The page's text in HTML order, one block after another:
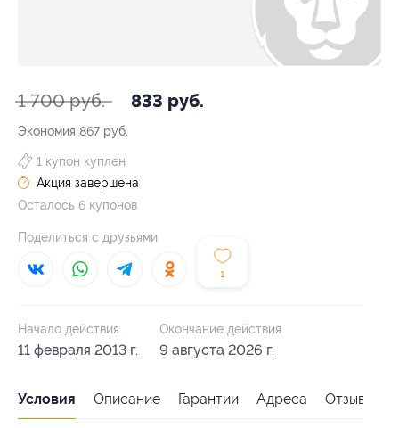
1 700 руб. 833 руб.
Экономия 867 руб.
1
1 купон куплен
Акция завершена
Осталось 6 купонов
Поделиться с друзьями
Начало действия
11 февраля 2013 г.
Окончание действия
9 августа 2026 г.
Условия Описание Гарантии Адреса Отзывы